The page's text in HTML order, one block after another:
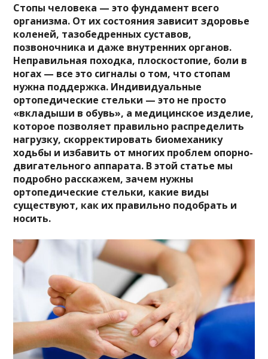
Стопы человека — это фундамент всего
организма. От их состояния зависит здоровье
коленей, тазобедренных суставов,
позвоночника и даже внутренних органов.
Неправильная походка, плоскостопие, боли в
ногах — все это сигналы о том, что стопам
нужна поддержка. Индивидуальные
ортопедические стельки — это не просто
«вкладыши в обувь», а медицинское изделие,
которое позволяет правильно распределить
нагрузку, скорректировать биомеханику
ходьбы и избавить от многих проблем опорно-
двигательного аппарата. В этой статье мы
подробно расскажем, зачем нужны
ортопедические стельки, какие виды
существуют, как их правильно подобрать и
носить.